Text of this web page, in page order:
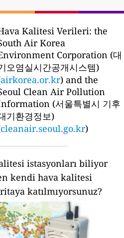
Kalitesi Verileri: the
Air Korea
Corporation (대
오염실시간공개시스템)
airkorea.or.kr) and the
Clean Air Pollution
(서울특별시 기후
기환경정보)
cleanair.seoul.go.kr)
istasyonları biliyor
kendi hava kalitesi
katılmıyorsunuz?